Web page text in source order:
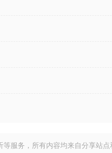
服务，所有内容均来自分享站